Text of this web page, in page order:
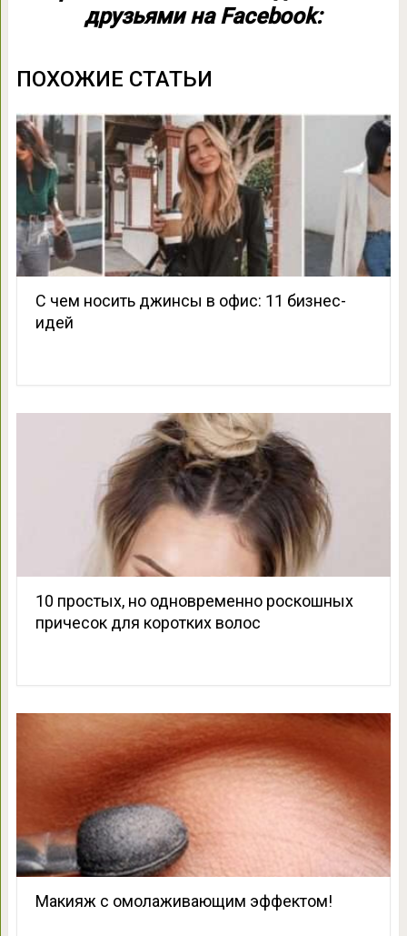
друзьями на Facebook:
ПОХОЖИЕ СТАТЬИ
С чем носить джинсы в офис: 11 бизнес-
идей
10 простых, но одновременно роскошных
причесок для коротких волос
Макияж с омолаживающим эффектом!